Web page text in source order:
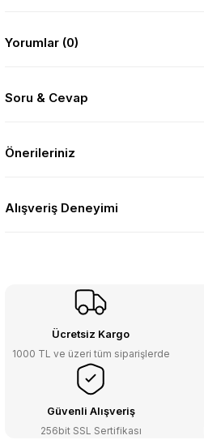
Yorumlar (0)
Soru & Cevap
Önerileriniz
Alışveriş Deneyimi
Ücretsiz Kargo
1000 TL ve üzeri tüm siparişlerde
Güvenli Alışveriş
256bit SSL Sertifikası